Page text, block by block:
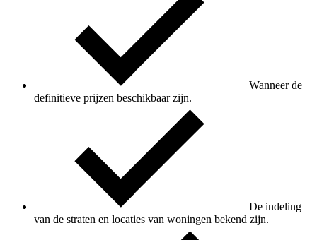
Wanneer de
definitieve prijzen beschikbaar zijn.
De indeling
van de straten en locaties van woningen bekend zijn.